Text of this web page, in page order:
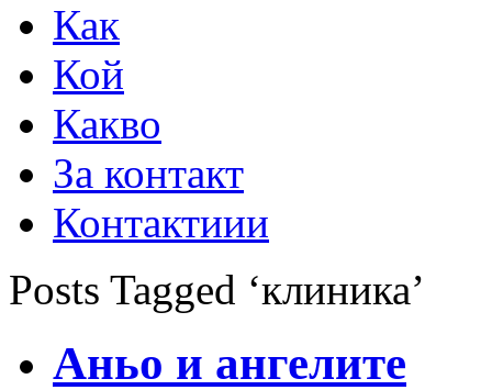
Как
Кой
Какво
За контакт
Контактиии
Posts Tagged ‘клиника’
Аньо и ангелите